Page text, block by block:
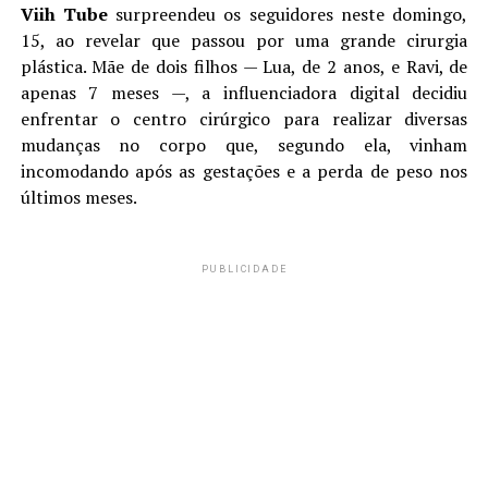
Viih Tubesurpreendeu os seguidores neste domingo,
15, ao revelar que passou por uma grande cirurgia
plástica. Mãe de dois filhos — Lua, de 2 anos, e Ravi, de
apenas 7 meses —, a influenciadora digital decidiu
enfrentar o centro cirúrgico para realizar diversas
mudanças no corpo que, segundo ela, vinham
incomodando após as gestações e a perda de peso nos
últimos meses.
PUBLICIDADE